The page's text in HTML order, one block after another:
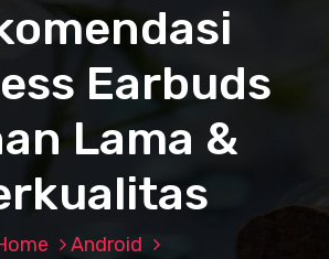
Earbuds
Lama &
Android